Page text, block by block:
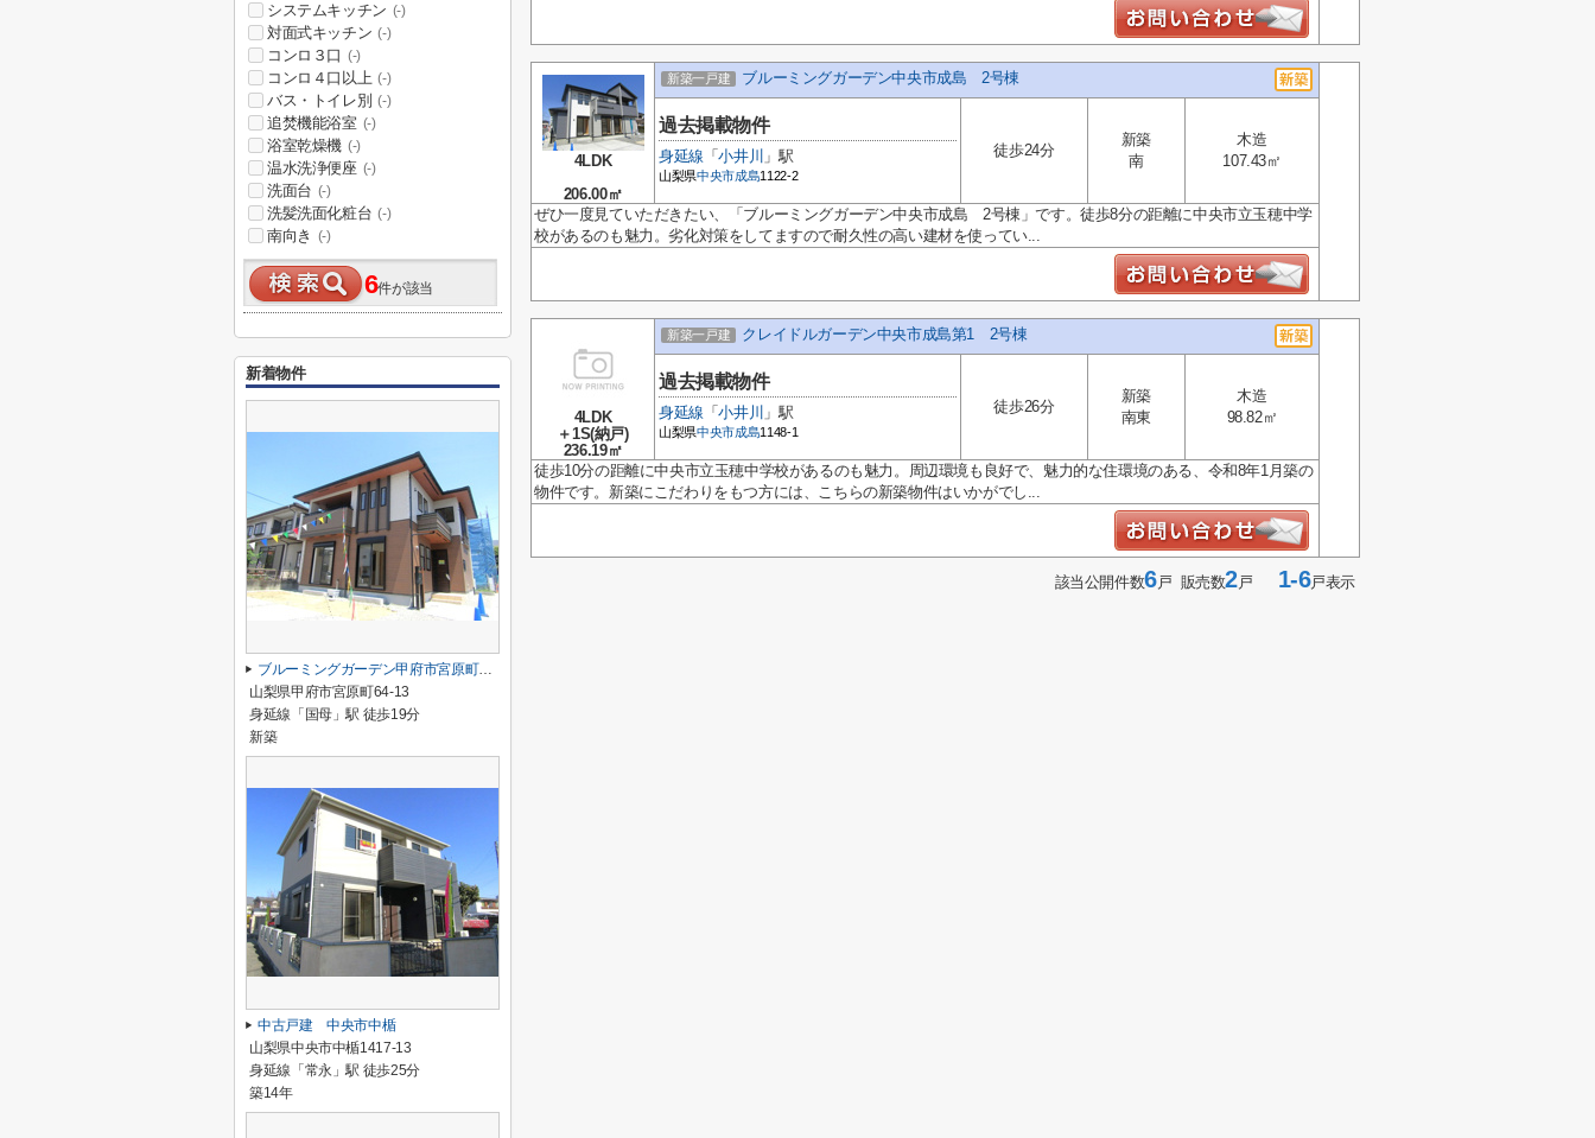
4LDK
206.00㎡
新築一戸建 ブルーミングガーデン中央市成島 2号棟
過去掲載物件
身延線 「小井川 」駅
山梨県中央市成島1122-2
徒歩24分
新築
南
木造
107.43㎡
ぜひ一度見ていただきたい、「ブルーミングガーデン中央市成島 2号棟」です。徒歩8分の距離に中央市立玉穂中学
校があるのも魅力。劣化対策をしてますので耐久性の高い建材を使ってい...
4LDK
＋1S(納戸)
236.19㎡
新築一戸建 クレイドルガーデン中央市成島第1 2号棟
過去掲載物件
身延線 「小井川 」駅
山梨県中央市成島1148-1
徒歩26分
新築
南東
木造
98.82㎡
徒歩10分の距離に中央市立玉穂中学校があるのも魅力。周辺環境も良好で、魅力的な住環境のある、令和8年1月築の
物件です。新築にこだわりをもつ方には、こちらの新築物件はいかがでし...
該当公開件数6戸 販売数2戸 1-6戸表示
システムキッチン (-)
対面式キッチン (-)
コンロ３口 (-)
コンロ４口以上 (-)
バス・トイレ別 (-)
追焚機能浴室 (-)
浴室乾燥機 (-)
温水洗浄便座 (-)
洗面台 (-)
洗髪洗面化粧台 (-)
南向き (-)
6件が該当
新着物件
ブルーミングガーデン甲府市宮原町 1号棟
山梨県甲府市宮原町64-13
身延線「国母」駅 徒歩19分
新築
中古戸建 中央市中楯
山梨県中央市中楯1417-13
身延線「常永」駅 徒歩25分
築14年